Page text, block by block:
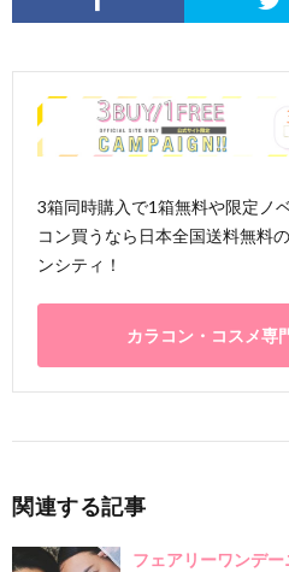
3箱同時購入で1箱無料や限定ノ
コン買うなら日本全国送料無料
ンシティ！
カラコン・コスメ専
関連する記事
フェアリーワンデ